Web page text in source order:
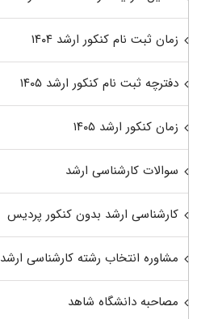
زمان ثبت نام کنکور ارشد ۱۴۰۴
دفترچه ثبت نام کنکور ارشد ۱۴۰۵
زمان کنکور ارشد ۱۴۰۵
سوالات کارشناسی ارشد
کارشناسی ارشد بدون کنکور پردیس
مشاوره انتخاب رشته کارشناسی ارشد
مصاحبه دانشگاه شاهد